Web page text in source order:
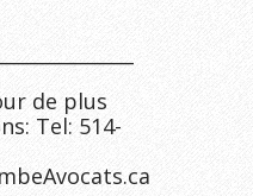
de plus
Tel: 514-